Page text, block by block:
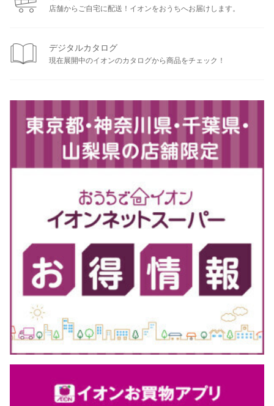
店舗からご自宅に配送！イオンをおうちへお届けします。
デジタルカタログ
現在展開中のイオンのカタログから商品をチェック！